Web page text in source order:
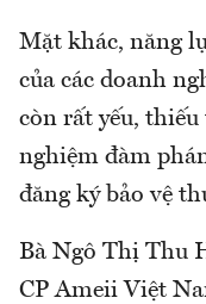
Mặt khác, năng
của các doanh
còn rất yếu,
nghiệm đàm
đăng ký bảo vệ
Bà Ngô Thị Thu
CP Ameii Việt